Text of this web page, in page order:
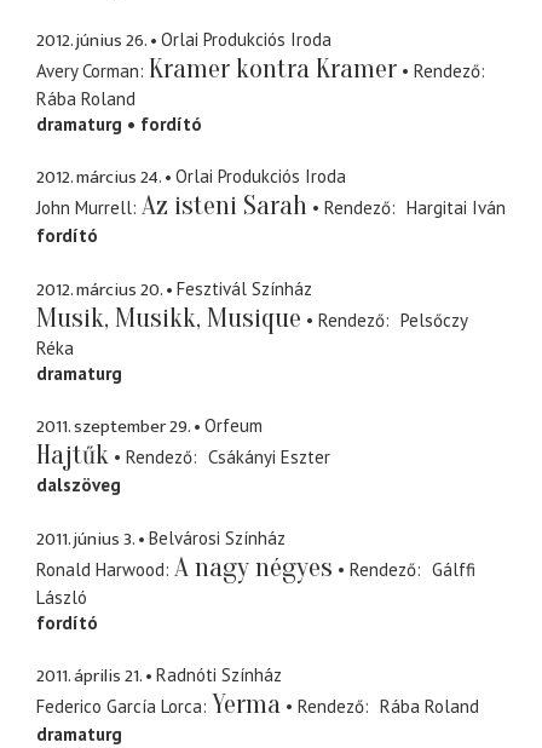
2012. június 26.
Orlai Produkciós Iroda
Avery Corman Kramer kontra Kramer
Rendező
Rába Roland
dramaturg
fordító
2012. március 24.
Orlai Produkciós Iroda
John Murrell Az isteni Sarah Rendező
Hargitai Iván
fordító
2012. március 20. Fesztivál Színház
Musik, Musikk, Musique Rendező
Pelsőczy
Réka
dramaturg
2011. szeptember 29. Orfeum
Hajtűk Rendező
Csákányi Eszter
dalszöveg
2011. június 3.
Belvárosi Színház
Ronald Harwood A nagy négyes Rendező
Gálffi
László
fordító
2011. április 21.
Radnóti Színház
Federico García Lorca Yerma Rendező
Rába Roland
dramaturg